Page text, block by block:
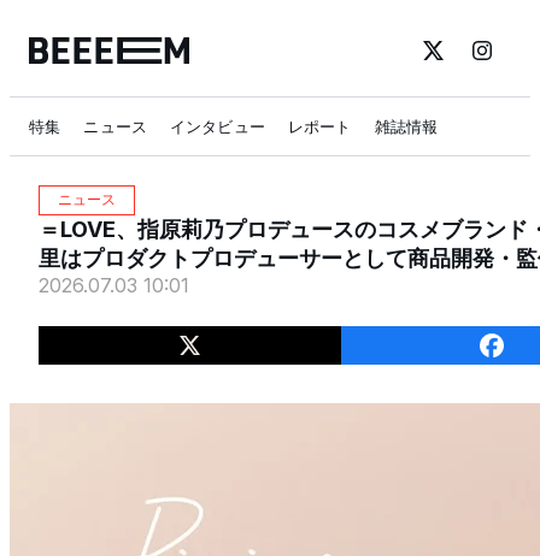
特集 ニュース インタビュー レポート 雑誌情報
ニュース
＝LOVE、指原莉乃プロデュースのコスメブラン
里はプロダクトプロデューサーとして商品開発・
2026.07.03 10:01